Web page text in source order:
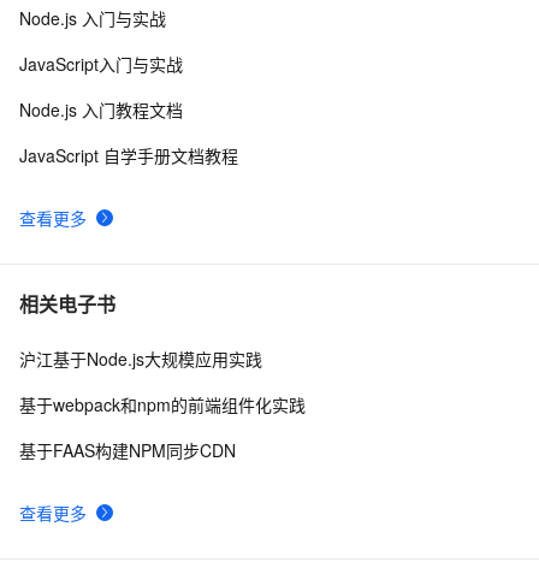
8 【node】express中mysql的基本用法、连接池的使用、
ES6 作业队列、Buffer(缓冲区)、Stream(流)】(一)-全面
详解（学习总结---从入门到深化）（上）
10使用 Node.js、Socket.IO 和 GPT-4 构建 AI 聊天机器人
查看更多
Node.js 入门与实战
JavaScript入门与实战
Node.js 入门教程文档
JavaScript 自学手册文档教程
相关电子书
查看更多
沪江基于Node.js大规模应用实践
基于webpack和npm的前端组件化实践
基于FAAS构建NPM同步CDN